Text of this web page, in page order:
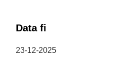
Data fi
23-12-2025